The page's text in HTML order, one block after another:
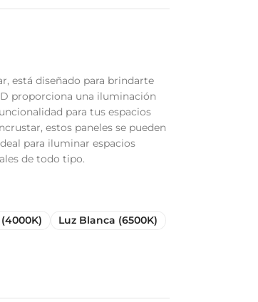
está diseñado para brindarte
proporciona una iluminación
para tus espacios
estos paneles se pueden
para iluminar espacios
de todo tipo.
Luz Blanca (6500K)